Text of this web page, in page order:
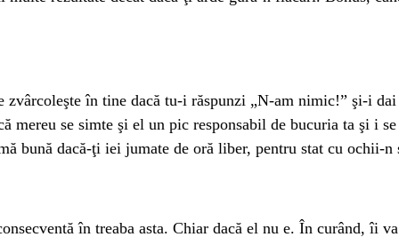
zvârcoleşte în tine dacă tu-i răspunzi „N-am nimic!” şi-i
mereu se simte şi el un pic responsabil de bucuria ta şi i
bună dacă-ţi iei jumate de oră liber, pentru stat cu ochii-
în treaba asta. Chiar dacă el nu e. În curând, îi